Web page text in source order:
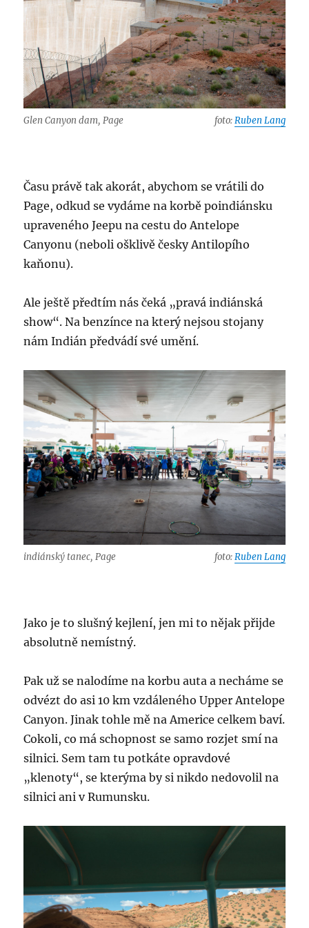
Glen Canyon dam, Page foto:Ruben Lang
Času právě tak akorát, abychom se vrátili do
Page, odkud se vydáme na korbě poindiánsku
upraveného Jeepu na cestu do Antelope
Canyonu (neboli ošklivě česky Antilopího
kaňonu).
Ale ještě předtím nás čeká „pravá indiánská
show“. Na benzínce na který nejsou stojany
nám Indián předvádí své umění.
indiánský tanec, Page foto:Ruben Lang
Jako je to slušný kejlení, jen mi to nějak přijde
absolutně nemístný.
Pak už se nalodíme na korbu auta a necháme se
odvézt do asi 10 km vzdáleného Upper Antelope
Canyon. Jinak tohle mě na Americe celkem baví.
Cokoli, co má schopnost se samo rozjet smí na
silnici. Sem tam tu potkáte opravdové
„klenoty“, se kterýma by si nikdo nedovolil na
silnici ani v Rumunsku.